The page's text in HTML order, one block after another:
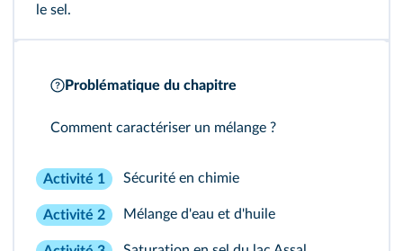
le sel.
Problématique du chapitre
Comment caractériser un mélange ?
Activité 1 Sécurité en chimie
Activité 2 Mélange d'eau et d'huile